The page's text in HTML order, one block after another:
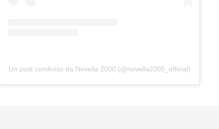
Un post condiviso da Novella 2000 (@novella2000_official)